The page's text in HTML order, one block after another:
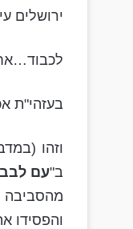
ירושלים
בעזהי"ת
וזהו
ב"עם לבב
מהסביבה
והפסידו